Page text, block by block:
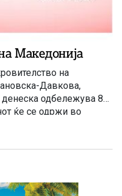
Македонија
на
Давкова,
денеска одбележува 80
ќе се одржи во
Скопје со почеток во
организација